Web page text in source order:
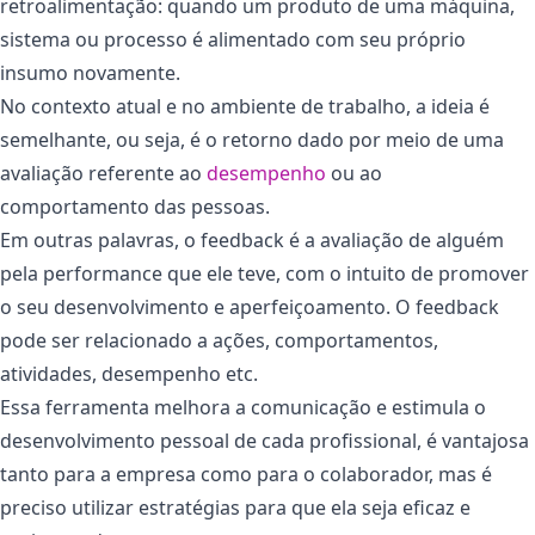
retroalimentação: quando um produto de uma máquina,
sistema ou processo é alimentado com seu próprio
insumo novamente.
No contexto atual e no ambiente de trabalho, a ideia é
semelhante, ou seja, é o retorno dado por meio de uma
avaliação referente ao desempenho ou ao
comportamento das pessoas.
Em outras palavras, o feedback é a avaliação de alguém
pela performance que ele teve, com o intuito de promover
o seu desenvolvimento e aperfeiçoamento. O feedback
pode ser relacionado a ações, comportamentos,
atividades, desempenho etc.
Essa ferramenta melhora a comunicação e estimula o
desenvolvimento pessoal de cada profissional, é vantajosa
tanto para a empresa como para o colaborador, mas é
preciso utilizar estratégias para que ela seja eficaz e